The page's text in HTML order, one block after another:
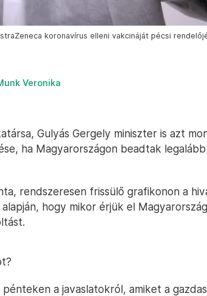
koronavírus elleni vakcináját pécsi
Veronika
Gulyás Gergely miniszter is azt
ha Magyarországon beadtak
rendszeresen frissülő grafikonon a
hogy mikor érjük el
a javaslatokról, amiket a